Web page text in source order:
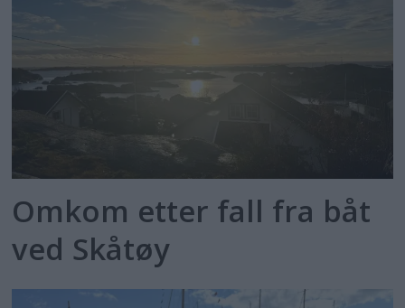
Omkom etter fall fra båt
ved Skåtøy